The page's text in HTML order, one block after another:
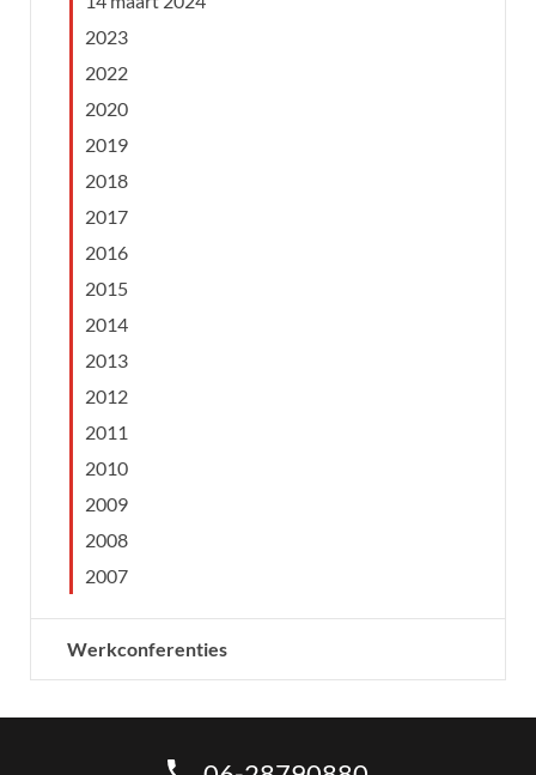
2023
2022
2020
2019
2018
2017
2016
2015
2014
2013
2012
2011
2010
2009
2008
2007
Werkconferenties